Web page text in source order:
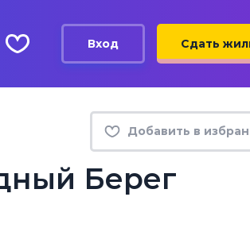
Вход Сдать
Добавить в
Берег